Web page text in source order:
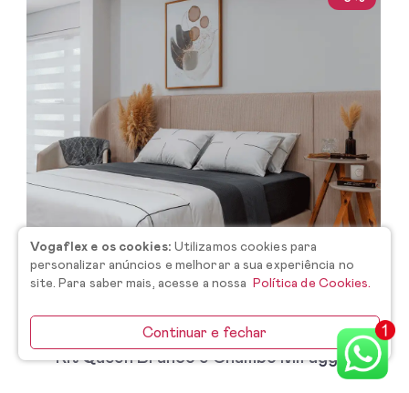
Kit Queen Branco e Chumbo Miraggio
Vogaflex e os cookies: Utilizamos cookies para
personalizar anúncios e melhorar a sua experiência no
site. Para saber mais, acesse a nossa
Política de Cookies.
Continuar e fechar